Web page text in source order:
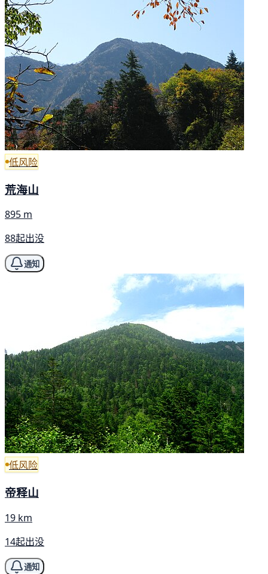
低风险
荒海山
895 m
88起出没
通知
低风险
帝释山
19 km
14起出没
通知